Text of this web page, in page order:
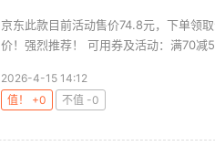
京东此款目前活动售价74.8元，下单领
价！强烈推荐！ 可用券及活动：满70减
2026-4-15 14:12
值！ +0
不值 -0